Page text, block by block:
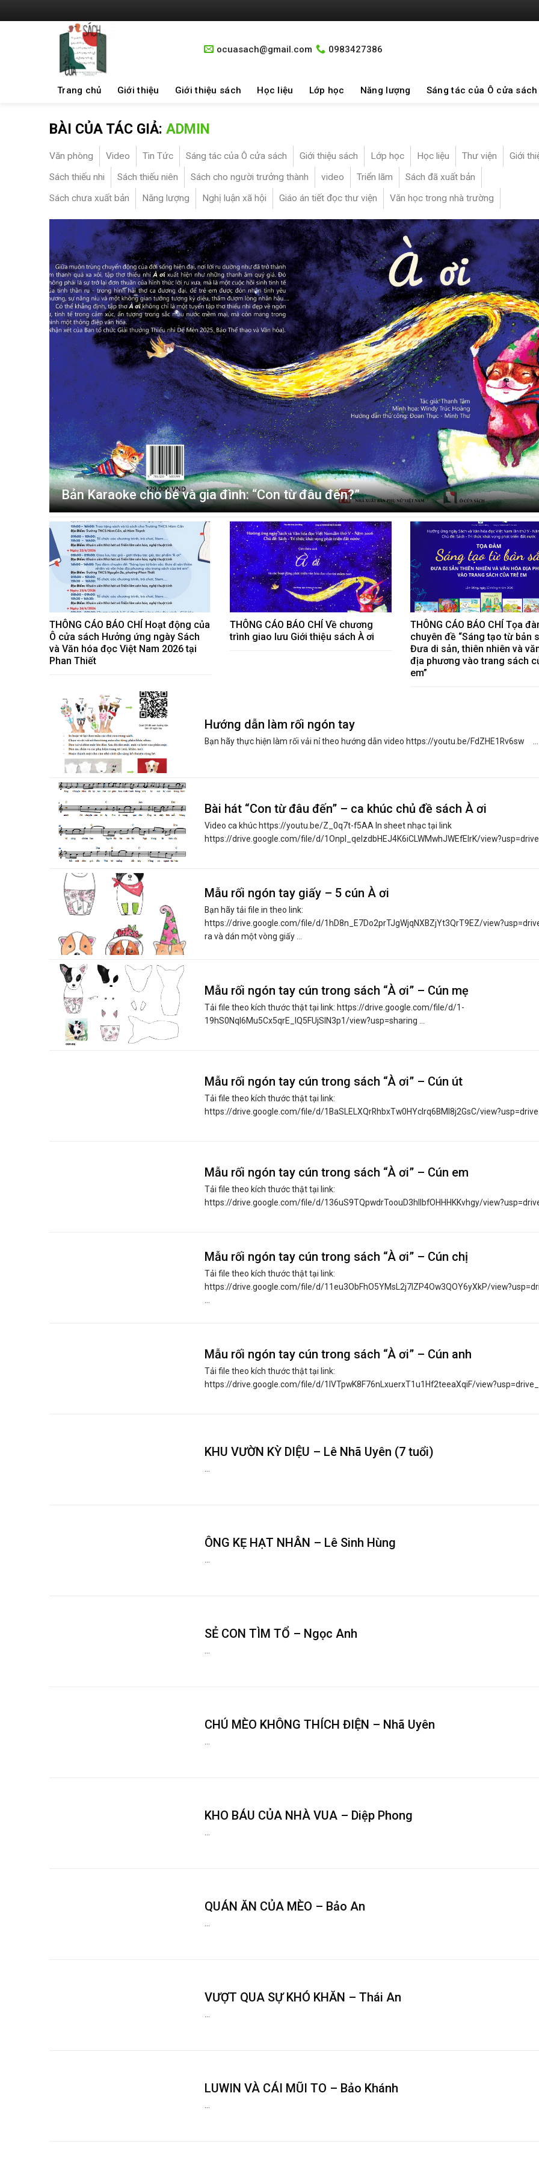
to
ocuasach@gmail.com
0983427386
Trang chủ Giới thiệu Giới thiệu sách Học liệu Lớp học Năng lượng Sáng tác của Ô cửa sách
BÀI CỦA TÁC GIẢ: ADMIN
Văn phòng Video Tin Tức Sáng tác của Ô cửa sách Giới thiệu sách Lớp học Học liệu Thư viện
Giới
Sách thiếu nhi
Sách thiếu niên Sách cho người trưởng thành video Triển lãm
Sách đã xuất bản
Sách chưa xuất bản
Năng lượng Nghị luận xã hội Giáo án tiết đọc thư viện Văn học trong nhà trường
Bản Karaoke cho bé và gia đình: “Con từ đâu đến?”
THÔNG CÁO BÁO CHÍ Hoạt động của
Ô cửa sách Hưởng ứng ngày Sách
và Văn hóa đọc Việt Nam 2026 tại
Phan Thiết
THÔNG CÁO BÁO CHÍ Về chương
trình giao lưu Giới thiệu sách À ơi
THÔNG CÁO BÁO CHÍ Tọa
chuyên đề “Sáng tạo từ bản
Đưa di sản, thiên nhiên và
địa phương vào trang sách
em”
Hướng dẫn làm rối ngón tay
Bạn hãy thực hiện làm rối vải nỉ theo hướng dẫn video https://youtu.be/FdZHE1Rv6sw ...
Bài hát “Con từ đâu đến” – ca khúc chủ đề sách À ơi
Video ca khúc https://youtu.be/Z_0q7t-f5AA In sheet nhạc tại link
https://drive.google.com/file/d/1OnpI_qelzdbHEJ4K6iCLWMwhJWEfElrK/
Mẫu rối ngón tay giấy – 5 cún À ơi
Bạn hãy tải file in theo link:
https://drive.google.com/file/d/1hD8n_E7Do2prTJgWjqNXBZjYt3QrT9EZ/
ra và dán một vòng giấy ...
Mẫu rối ngón tay cún trong sách “À ơi” – Cún mẹ
Tải file theo kích thước thật tại link: https://drive.google.com/file/d/1-
19hS0Nql6Mu5Cx5qrE_IQ5FUjSlN3p1/view?usp=sharing ...
Mẫu rối ngón tay cún trong sách “À ơi” – Cún út
Tải file theo kích thước thật tại link:
https://drive.google.com/file/d/1BaSLELXQrRhbxTw0HYclrq6BMI8j2GsC/
Mẫu rối ngón tay cún trong sách “À ơi” – Cún em
Tải file theo kích thước thật tại link:
https://drive.google.com/file/d/136uS9TQpwdrToouD3hIIbfOHHHKKvhgy/
Mẫu rối ngón tay cún trong sách “À ơi” – Cún chị
Tải file theo kích thước thật tại link:
https://drive.google.com/file/d/11eu3ObFhO5YMsL2j7IZP4Ow3QOY6yXkP/
Mẫu rối ngón tay cún trong sách “À ơi” – Cún anh
Tải file theo kích thước thật tại link:
https://drive.google.com/file/d/1IVTpwK8F76nLxuerxT1u1Hf2teeaXqiF/
KHU VƯỜN KỲ DIỆU – Lê Nhã Uyên (7 tuổi)
ÔNG KẸ HẠT NHÂN – Lê Sinh Hùng
SẺ CON TÌM TỔ – Ngọc Anh
CHÚ MÈO KHÔNG THÍCH ĐIỆN – Nhã Uyên
KHO BÁU CỦA NHÀ VUA – Diệp Phong
QUÁN ĂN CỦA MÈO – Bảo An
VƯỢT QUA SỰ KHÓ KHĂN – Thái An
LUWIN VÀ CÁI MŨI TO – Bảo Khánh